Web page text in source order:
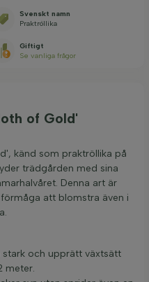
Svenskt namn
Praktröllika
Giftigt
Se vanliga frågor
of Gold'
känd som praktröllika på
trädgården med sina
Denna art är
att blomstra även i
och upprätt växtsätt
meter.